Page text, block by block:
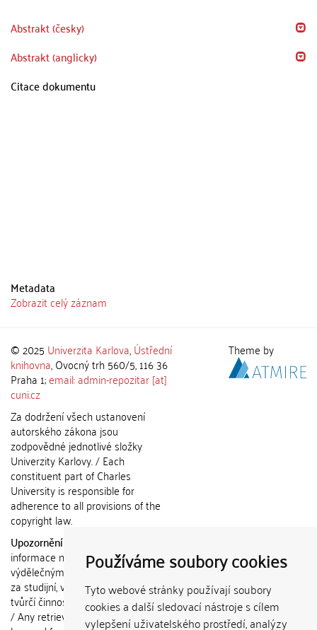
Používáme soubory cookies
Tyto webové stránky používají soubory
cookies a další sledovací nástroje s cílem
vylepšení uživatelského prostředí, analýzy
Abstrakt (česky)
Abstrakt (anglicky)
Citace dokumentu
Metadata
Zobrazit celý záznam
© 2025 Univerzita Karlova,Ústřední
knihovna, Ovocný trh 560/5, 116 36
Praha 1;email: admin-repozitar [at]
cuni.cz
Za dodržení všech ustanovení
autorského zákona jsou
zodpovědné jednotlivé složky
Univerzity Karlovy. / Each
constituent part of Charles
University is responsible for
adherence to all provisions of the
copyright law.
Upozornění / Notice:
informace nemohou být použity k
výdělečným účelům nebo vydávány
za studijní, vědeckou nebo jinou
tvůrčí činnost jiné osoby než autora.
/ Any retrieved information shall not
Theme by